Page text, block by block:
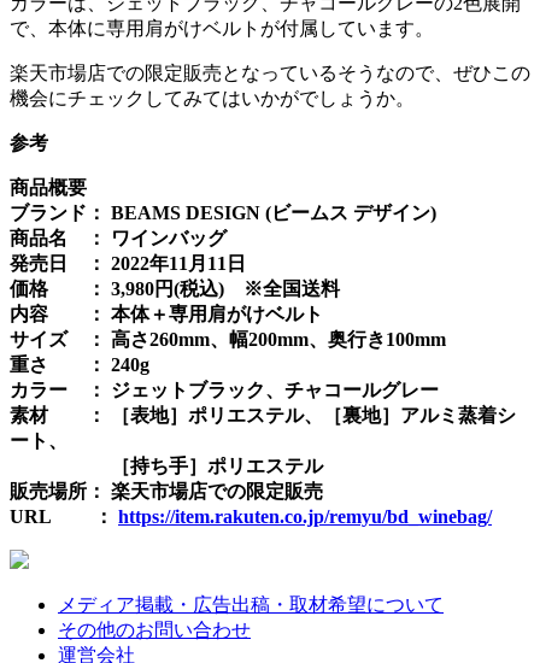
で、本体に専用肩がけベルトが付属しています。
楽天市場店での限定販売となっているそうなので、ぜひこの
機会にチェックしてみてはいかがでしょうか。
参考
商品概要
ブランド： BEAMS DESIGN (ビームス デザイン)
商品名 ： ワインバッグ
発売日 ： 2022年11月11日
価格 ： 3,980円(税込) ※全国送料
内容 ： 本体＋専用肩がけベルト
サイズ ： 高さ260mm、幅200mm、奥行き100mm
重さ ： 240g
カラー ： ジェットブラック、チャコールグレー
素材 ： ［表地］ポリエステル、［裏地］アルミ蒸着シ
ート、
［持ち手］ポリエステル
販売場所： 楽天市場店での限定販売
URL ： https://item.rakuten.co.jp/remyu/bd_winebag/
メディア掲載・広告出稿・取材希望について
その他のお問い合わせ
運営会社